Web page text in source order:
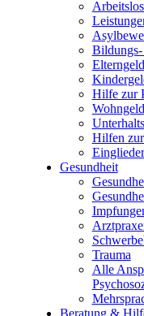
Bildungs-
Elterngeld
Hilfe zur
Wohngeld
Hilfen
Gesundheit
Trauma
Alle
Beratung &